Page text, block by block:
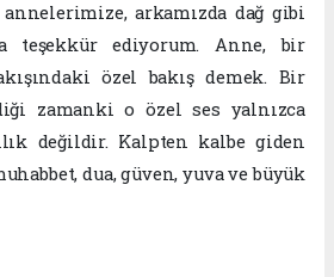
arkamızda dağ gibi
teşekkür ediyorum. Anne, bir
özel bakış demek. Bir
zamanki o özel ses yalnızca
değildir. Kalpten kalbe giden
dua, güven, yuva ve büyük